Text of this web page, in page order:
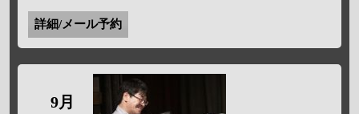
詳細/メール予約
9月